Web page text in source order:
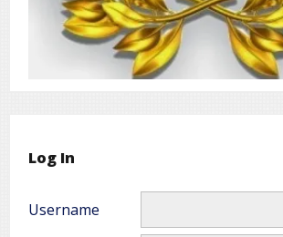
Log In
Username